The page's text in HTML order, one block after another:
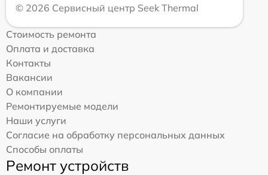
© 2026 Сервисный центр Seek Thermal
Стоимость ремонта
Оплата и доставка
Контакты
Вакансии
О компании
Ремонтируемые модели
Наши услуги
Согласие на обработку персональных данных
Способы оплаты
Ремонт устройств